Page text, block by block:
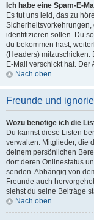
Ich habe eine Spam-E-
Es tut uns leid, das zu
identifizieren sollen. Du
du bekommen hast,
(Headers) mitzuschicken.
E-Mail verschickt hat.
Nach oben
Freunde und
Wozu benötige ich die
Du kannst diese Listen
verwalten. Mitglieder, die
deinem persönlichen
dort deren Onlinestatus
senden. Abhängig von
Freunde auch
siehst du seine Beiträge
Nach oben